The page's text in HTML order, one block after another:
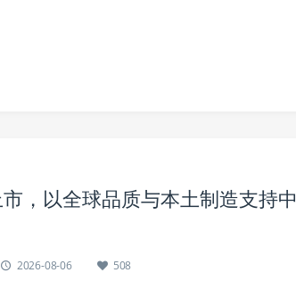
，以全球品质与本土制造支持中
2026-08-06 508